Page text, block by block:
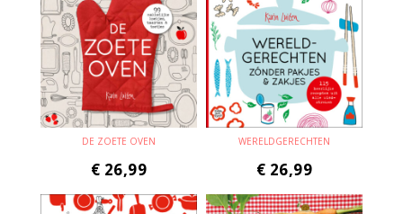
DE ZOETE OVEN
€ 26,99
WERELDGERECHTEN
€ 26,99